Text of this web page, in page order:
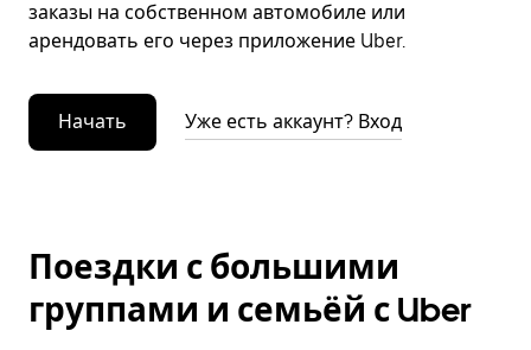
заказы на собственном автомобиле или
арендовать его через приложение Uber.
Начать Уже есть аккаунт? Вход
Поездки с большими
группами и семьёй с Uber